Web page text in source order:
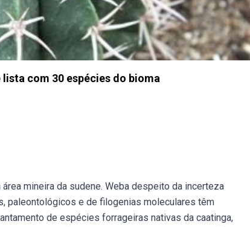
com 30 espécies do bioma
mineira da sudene. Weba despeito da incerteza
paleontológicos e de filogenias moleculares têm
de espécies forrageiras nativas da caatinga,